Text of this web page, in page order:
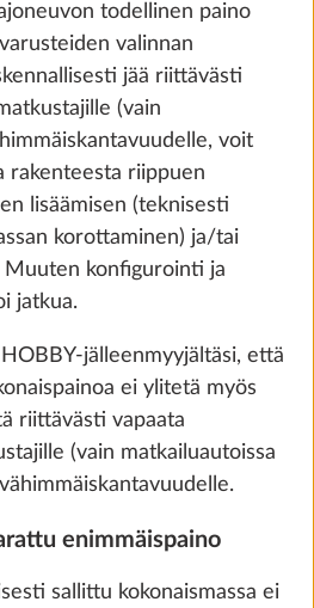
0,5 kg
Lisää
70 €
todellinen paino
valinnan
jää riittävästi
(vain
voit
rakenteesta riippuen
lisäämisen (teknisesti
korottaminen) ja/tai
Muuten konfigurointi ja
jatkua.
jälleenmyyjältäsi, että
ei ylitetä myös
riittävästi vapaata
(vain matkailuautoissa
enimmäispaino
sallittu kokonaismassa ei